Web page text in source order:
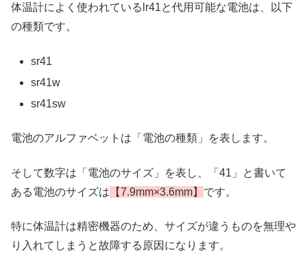
体温計によく使われているlr41と代用可能な電池は、以下
の種類です。
sr41
sr41w
sr41sw
電池のアルファベットは「電池の種類」を表します。
そして数字は「電池のサイズ」を表し、「41」と書いて
ある電池のサイズは 【7.9mm×3.6mm】 です。
特に体温計は精密機器のため、サイズが違うものを無理や
り入れてしまうと故障する原因になります。